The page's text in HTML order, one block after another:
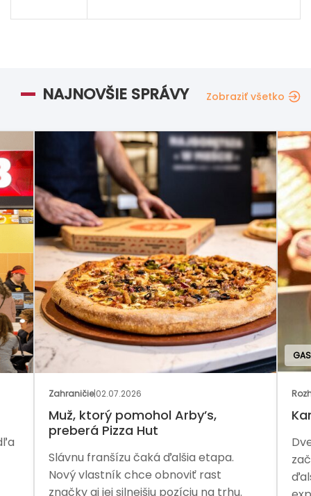
NAJNOVŠIE SPRÁVY Zobraziť všetko
Zahraničie|02.07.2026
Muž, ktorý pomohol Arby’s,
preberá Pizza Hut
Slávnu franšízu čaká ďalšia etapa.
Nový vlastník chce obnoviť rast
značky aj jej silnejšiu pozíciu na trhu.
Rozhovor
Kam
Dve
ďalší